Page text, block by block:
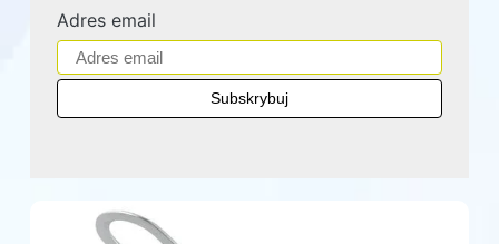
Adres email